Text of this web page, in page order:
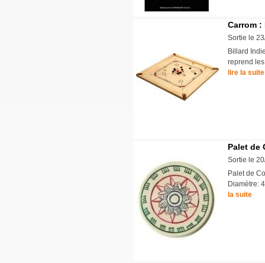
Carrom :
Sortie le
Billard
reprend
lire la suite
Palet de
Sortie le
Palet de
Diamètre:
la suite